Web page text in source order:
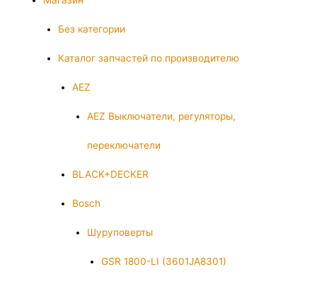
Без категории
Каталог запчастей по производителю
AEZ
AEZ Выключатели, регуляторы,
переключатели
BLACK+DECKER
Bosch
Шуруповерты
GSR 1800-LI (3601JA8301)